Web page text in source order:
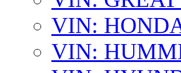
VIN:
VIN: